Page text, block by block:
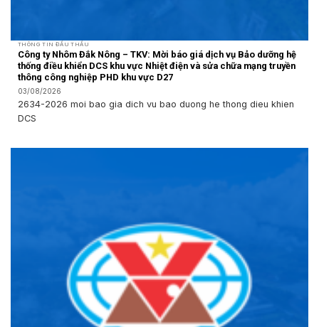
THÔNG TIN ĐẤU THẦU
Công ty Nhôm Đắk Nông – TKV: Mời báo giá dịch vụ Bảo dưỡng hệ
thống điều khiển DCS khu vực Nhiệt điện và sửa chữa mạng truyền
thông công nghiệp PHD khu vực D27
03/08/2026
2634-2026 moi bao gia dich vu bao duong he thong dieu khien
DCS